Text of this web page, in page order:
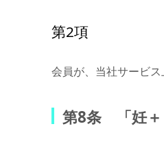
第2項
会員が、当社サービ
第8条 「妊＋